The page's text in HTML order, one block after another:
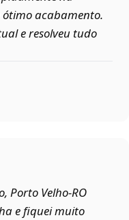
ótimo acabamento.
e resolveu tudo
Porto Velho‑RO
e fiquei muito